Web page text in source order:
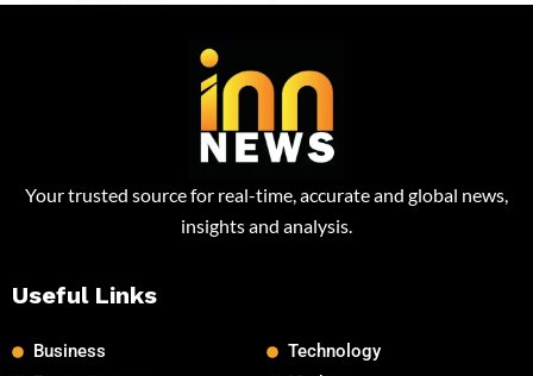
Your trusted source for real-time, accurate and global news,
insights and analysis.
Useful Links
Business
Technology